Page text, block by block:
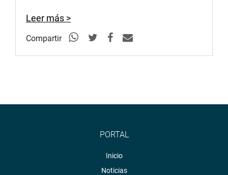
Ministerio Público de Chiclayo.
Se abordarán temas referidos a la transferencia de la
Leer más >
Compartir
PORTAL
Inicio
Noticias